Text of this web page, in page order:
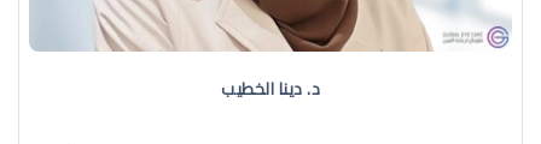
د. دينا الخطيب